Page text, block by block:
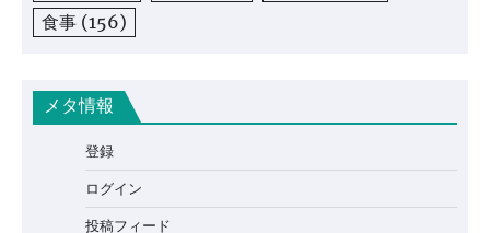
食事 (156)
メタ情報
登録
ログイン
投稿フィード